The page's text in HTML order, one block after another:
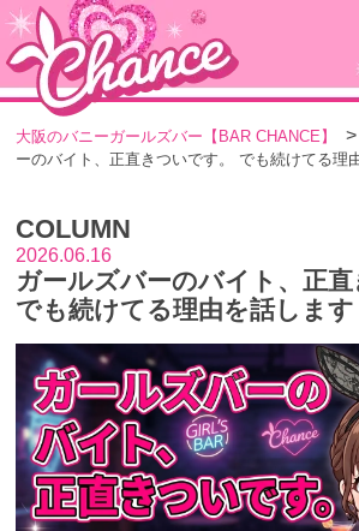
HOME
TOPページ
コンセプト
GIRLS
MENU
メニュー・料金
イベント情報
SHOP
店舗情報・よくあ
VISITORS
外国人観光客向け
RECRUIT
採用情報
大阪のバニーガールズバー【BAR CHANCE】
ーのバイト、正直きついです。 でも続けてる理
COLUMN
2026.06.16
ガールズバーのバイト、正直
でも続けてる理由を話します